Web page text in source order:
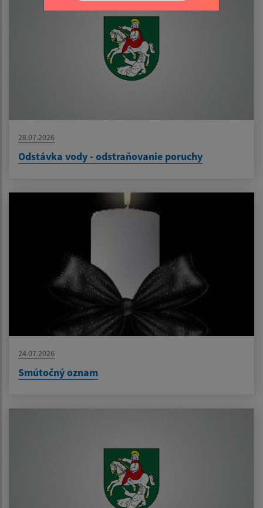
28.07.2026
Odstávka vody - odstraňovanie poruchy
24.07.2026
Smútočný oznam